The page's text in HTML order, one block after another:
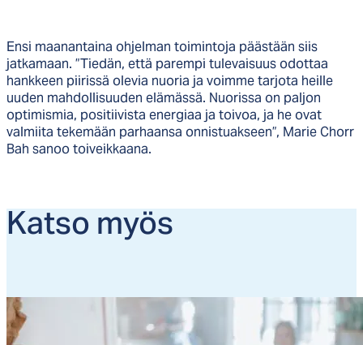
Ensi maanantaina ohjelman toimintoja päästään siis
jatkamaan. ”Tiedän, että parempi tulevaisuus odottaa
hankkeen piirissä olevia nuoria ja voimme tarjota heille
uuden mahdollisuuden elämässä. Nuorissa on paljon
optimismia, positiivista energiaa ja toivoa, ja he ovat
valmiita tekemään parhaansa onnistuakseen”, Marie Chorr
Bah sanoo toiveikkaana.
Kat­so myös